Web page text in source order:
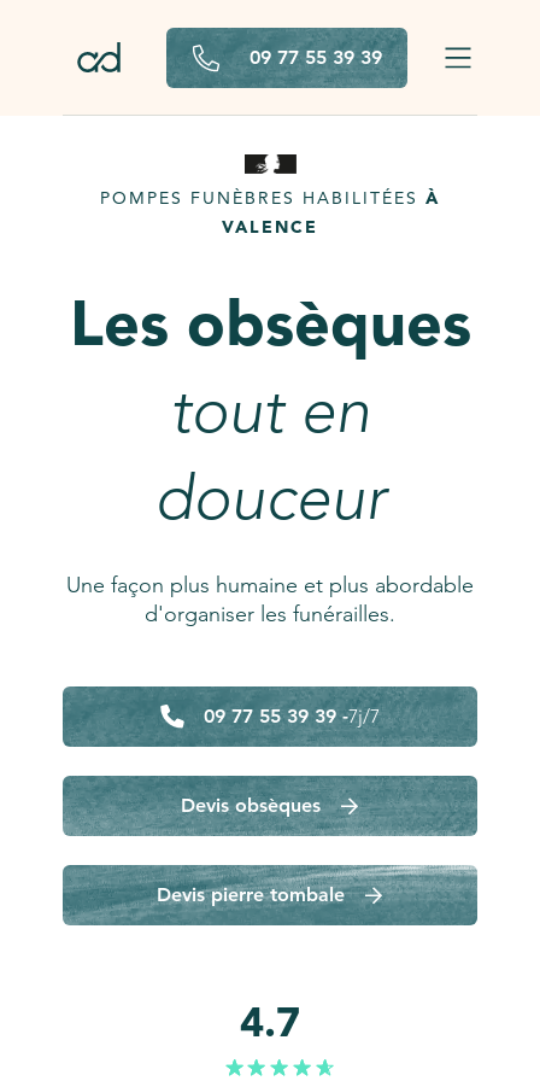
09 77 55 39 39
POMPES FUNÈBRES HABILITÉES À
VALENCE
Les obsèques
tout en
douceur
Une façon plus humaine et plus abordable
d'organiser les funérailles.
09 77 55 39 39 -7j/7
Devis obsèques
Devis pierre tombale
4.7